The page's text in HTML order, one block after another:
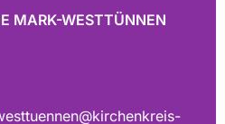
MARK-WESTTÜNNEN